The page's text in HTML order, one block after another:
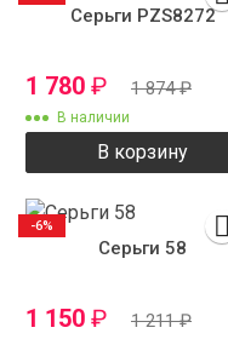
Серьги PZS8272
1 780 ₽ 1 874₽
В наличии
В корзину
Серьги 58
1 150 ₽ 1 211₽
-6%